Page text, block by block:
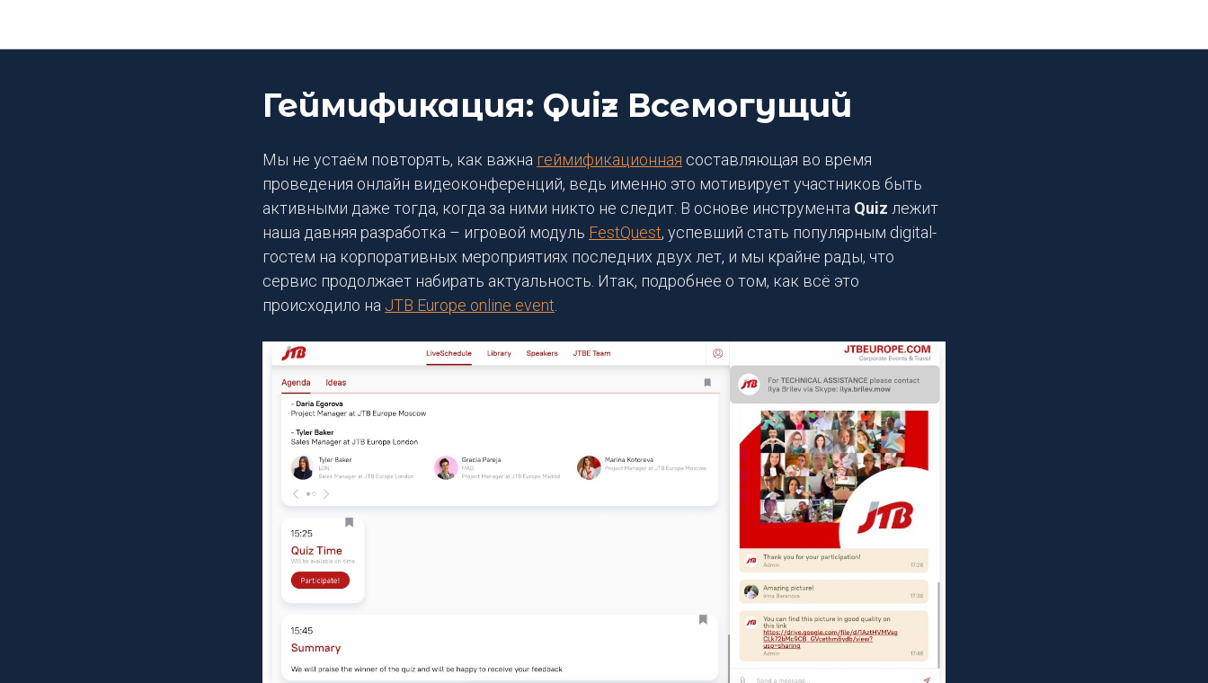
Геймификация: Quiz Всемогущий
Мы не устаём повторять, как важна геймификационная составляющая во время
проведения онлайн видеоконференций, ведь именно это мотивирует участников быть
активными даже тогда, когда за ними никто не следит. В основе инструмента Quiz лежит
наша давняя разработка – игровой модуль FestQuest, успевший стать популярным digital-
гостем на корпоративных мероприятиях последних двух лет, и мы крайне рады, что
сервис продолжает набирать актуальность. Итак, подробнее о том, как всё это
происходило на JTB Europe online event